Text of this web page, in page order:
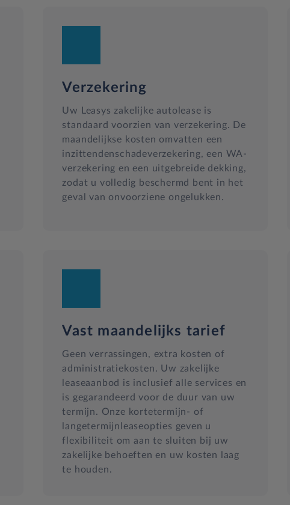
Verzekering
Uw Leasys zakelijke autolease is
standaard voorzien van verzekering. De
maandelijkse kosten omvatten een
inzittendenschadeverzekering, een WA-
verzekering en een uitgebreide dekking,
zodat u volledig beschermd bent in het
geval van onvoorziene ongelukken.
Vast maandelijks tarief
Geen verrassingen, extra kosten of
administratiekosten. Uw zakelijke
leaseaanbod is inclusief alle services en
is gegarandeerd voor de duur van uw
termijn. Onze kortetermijn- of
langetermijnleaseopties geven u
flexibiliteit om aan te sluiten bij uw
zakelijke behoeften en uw kosten laag
te houden.